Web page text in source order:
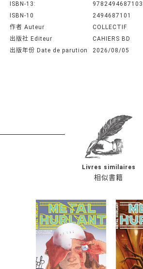
ISBN-13:
9782494687103
ISBN-10
2494687101
作者 Auteur
COLLECTIF
出版社 Editeur
CAHIERS BD
出版年份 Date de parution
2026/08/05
相似書籍
Livres similaires